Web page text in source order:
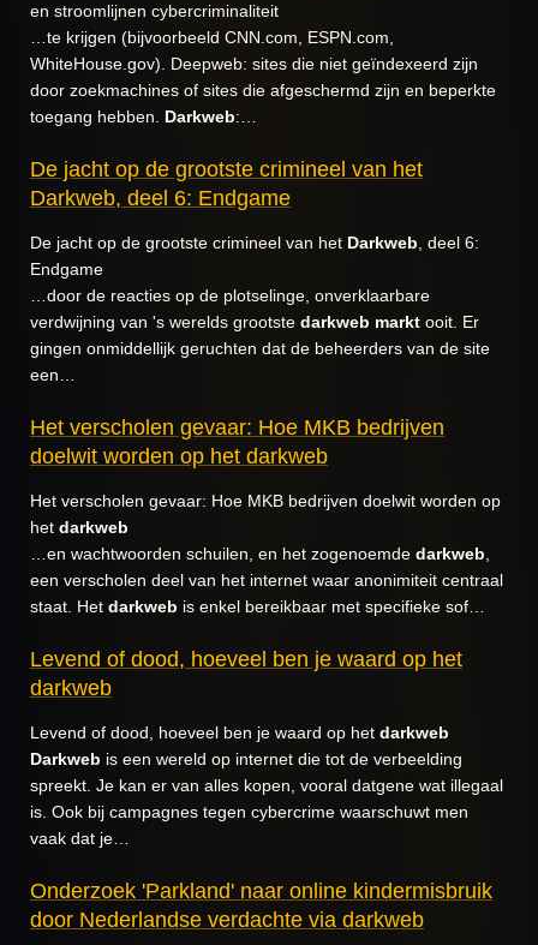
en stroomlijnen cybercriminaliteit
…te krijgen (bijvoorbeeld CNN.com, ESPN.com,
WhiteHouse.gov). Deepweb: sites die niet geïndexeerd zijn
door zoekmachines of sites die afgeschermd zijn en beperkte
toegang hebben. Darkweb:…
De jacht op de grootste crimineel van het
Darkweb, deel 6: Endgame
De jacht op de grootste crimineel van het Darkweb , deel 6:
Endgame
…door de reacties op de plotselinge, onverklaarbare
verdwijning van 's werelds grootste darkweb markt ooit. Er
gingen onmiddellijk geruchten dat de beheerders van de site
een…
Het verscholen gevaar: Hoe MKB bedrijven
doelwit worden op het darkweb
Het verscholen gevaar: Hoe MKB bedrijven doelwit worden op
het darkweb
…en wachtwoorden schuilen, en het zogenoemde darkweb
een verscholen deel van het internet waar anonimiteit centraal
staat. Het darkweb is enkel bereikbaar met specifieke sof…
Levend of dood, hoeveel ben je waard op het
darkweb
Levend of dood, hoeveel ben je waard op het darkweb
Darkweb is een wereld op internet die tot de verbeelding
spreekt. Je kan er van alles kopen, vooral datgene wat illegaal
is. Ook bij campagnes tegen cybercrime waarschuwt men
vaak dat je…
Onderzoek 'Parkland' naar online kindermisbruik
door Nederlandse verdachte via darkweb